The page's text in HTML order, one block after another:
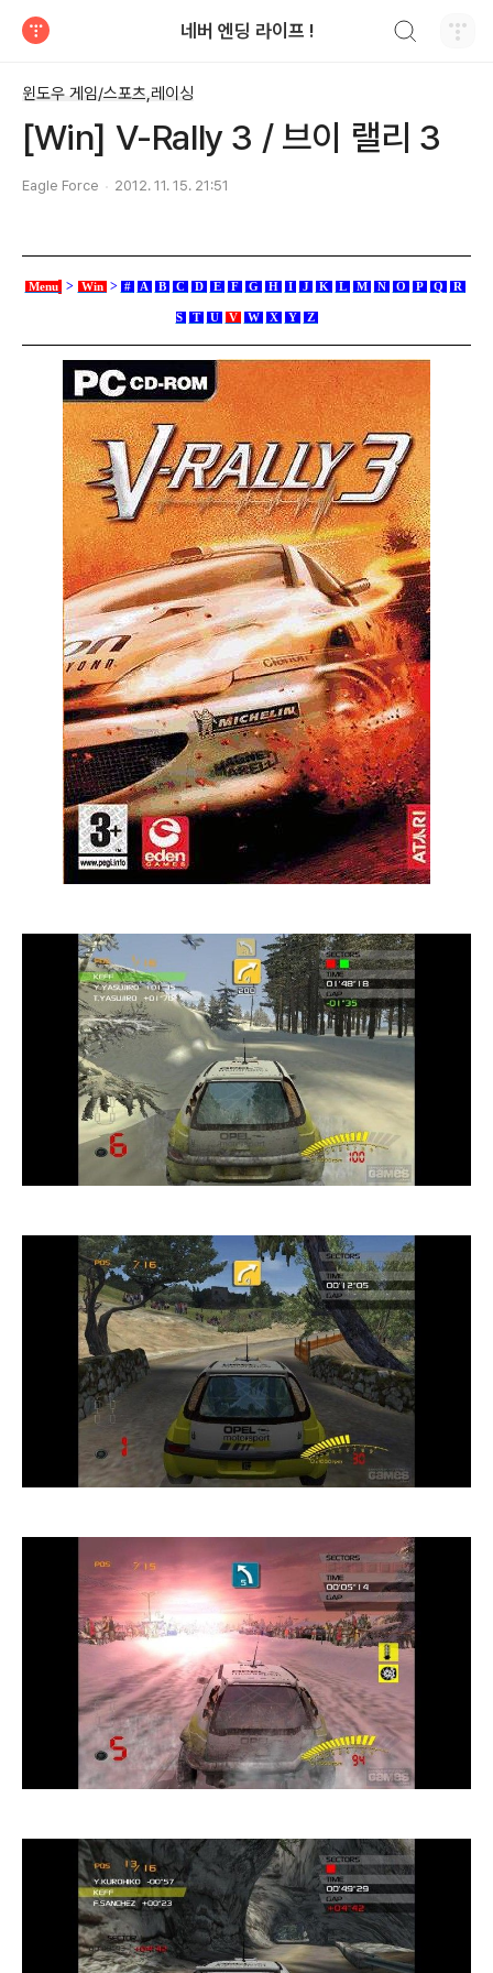
네버 엔딩 라이프 !
윈도우 게임/스포츠,레이싱
[Win] V-Rally 3 / 브이 랠리 3
Eagle Force 2012. 11. 15. 21:51
Menu > Win > # A B C D E F G H I J K L M N O P Q R
S T U V W X Y Z